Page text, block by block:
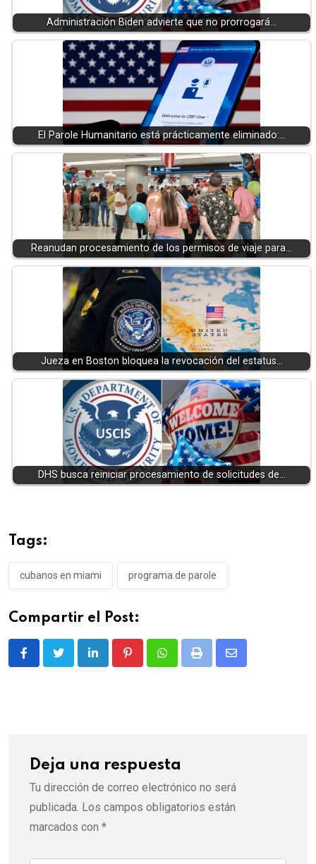
Administración Biden advierte que no prorrogará…
El Parole Humanitario está prácticamente eliminado:…
Reanudan procesamiento de los permisos de viaje para…
Jueza en Boston bloquea la revocación del estatus…
DHS busca reiniciar procesamiento de solicitudes de…
Tags:
cubanos en miami programa de parole
Compartir el Post:
LinkedInPinterestWhatsappPrint
Share
Deja una respuesta
Tu dirección de correo electrónico no será
publicada. Los campos obligatorios están
marcados con *